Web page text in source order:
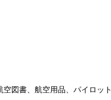
図書、航空用品、パイロッ